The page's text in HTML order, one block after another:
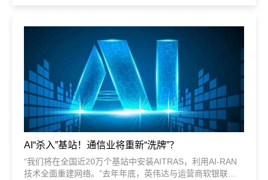
AI“杀入”基站！通信业将重新“洗牌”？
“我们将在全国近20万个基站中安装AITRAS，利用AI-RAN
技术全面重建网络。”去年年底，英伟达与运营商软银联合